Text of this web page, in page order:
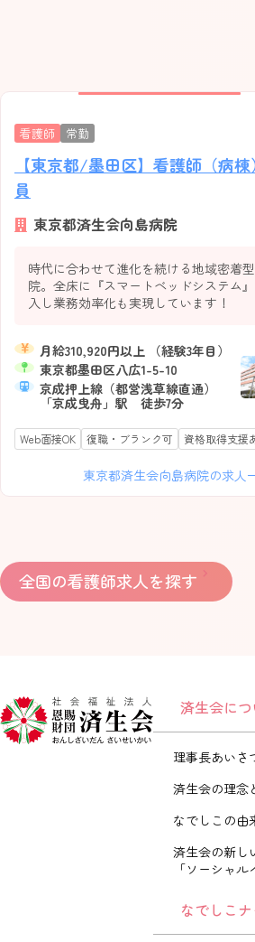
看護師 常勤
【東京都/墨田区】看護師（病
員
東京都済生会向島病院
時代に合わせて進化を続ける地域密着
院。全床に『スマートベッドシステム
入し業務効率化も実現しています！
月給310,920円以上 （経験3年目）
東京都墨田区八広1-5-10
京成押上線（都営浅草線直通）
「京成曳舟」駅 徒歩7分
Web面接OK 復職・ブランク可 資格取得支援
東京都済生会向島病院の求人
全国の看護師求人を探す
済生会に
理事長あいさ
済生会の理念
なでしこの由
済生会の新し
「ソーシャ
なでしこ